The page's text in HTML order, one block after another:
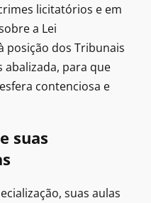
licitatórios e em
a Lei
posição dos Tribunais
para que
contenciosa e
suas
suas aulas